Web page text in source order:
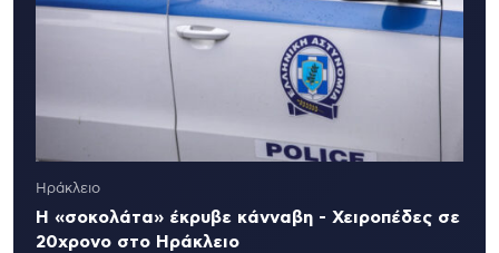
Ηράκλειο
Η «σοκολάτα» έκρυβε κάνναβη - Χειροπέδες σε
20χρονο στο Ηράκλειο